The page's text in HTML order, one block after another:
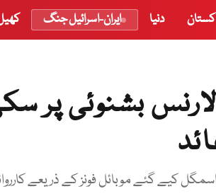
دنیا ایران-اسرائیل جنگ
بشنوئی پر
کیے گئے موبائل فونز کے ذریعے